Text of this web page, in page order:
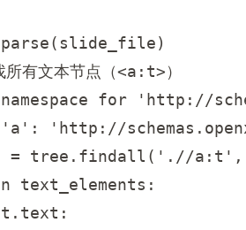
文本节点（<a:t>）
for 'http://
'http://
tree.findall('.//
text_elements: